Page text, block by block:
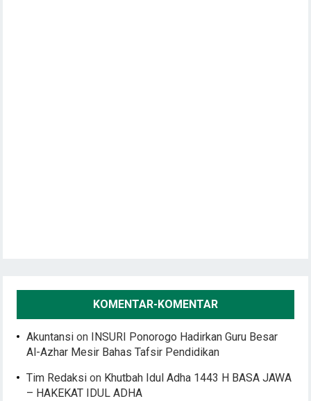
KOMENTAR-KOMENTAR
Akuntansi on
INSURI Ponorogo Hadirkan Guru Besar
Al-Azhar Mesir Bahas Tafsir Pendidikan
Tim Redaksi on Khutbah Idul Adha 1443 H BASA JAWA
– HAKEKAT IDUL ADHA